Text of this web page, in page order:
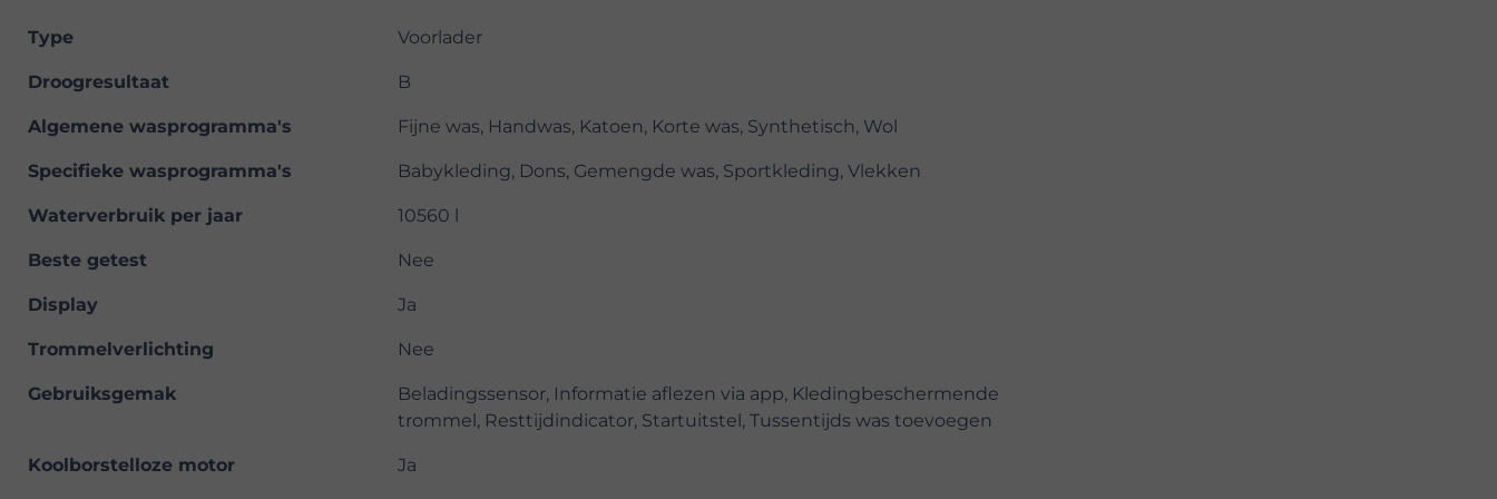
Type Voorlader
Droogresultaat B
Algemene wasprogramma's Fijne was, Handwas, Katoen, Korte was, Synthetisch, Wol
Specifieke wasprogramma's Babykleding, Dons, Gemengde was, Sportkleding, Vlekken
Waterverbruik per jaar 10560 l
Beste getest Nee
Display Ja
Trommelverlichting Nee
Gebruiksgemak
Beladingssensor, Informatie aflezen via app, Kledingbeschermende
trommel, Resttijdindicator, Startuitstel, Tussentijds was toevoegen
Koolborstelloze motor Ja